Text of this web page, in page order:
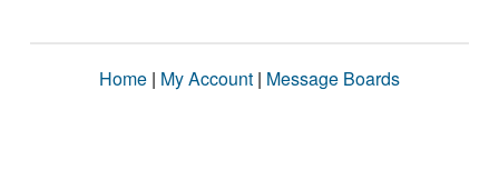
Home | My Account | Message Boards